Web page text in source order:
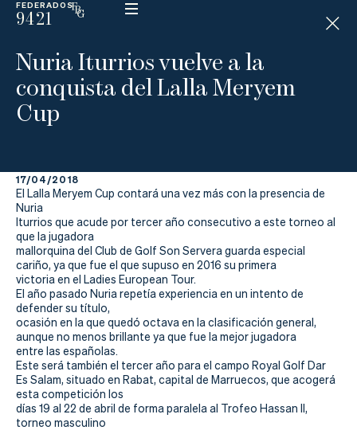
FEDERADOS
9421
ESP
N
D
C
A
P
La
Federación
Federarse
Jugar
Aprender
Actualidad
Tienda
Nuria Iturrios vuelve a la
conquista del Lalla Meryem
Cup
17/04/2018
El Lalla Meryem Cup contará una vez más con la presencia de
Nuria
Iturrios que acude por tercer año consecutivo a este torneo al
que la jugadora
mallorquina del Club de Golf Son Servera guarda especial
cariño, ya que fue el que supuso en 2016 su primera
victoria en el Ladies European Tour.
El año pasado Nuria repetía experiencia en un intento de
defender su título,
ocasión en la que quedó octava en la clasificación general,
aunque no menos brillante ya que fue la mejor jugadora
entre las españolas.
Este será también el tercer año para el campo Royal Golf Dar
Es Salam, situado en Rabat, capital de Marruecos, que acogerá
esta competición los
días 19 al 22 de abril de forma paralela al Trofeo Hassan II,
torneo masculino